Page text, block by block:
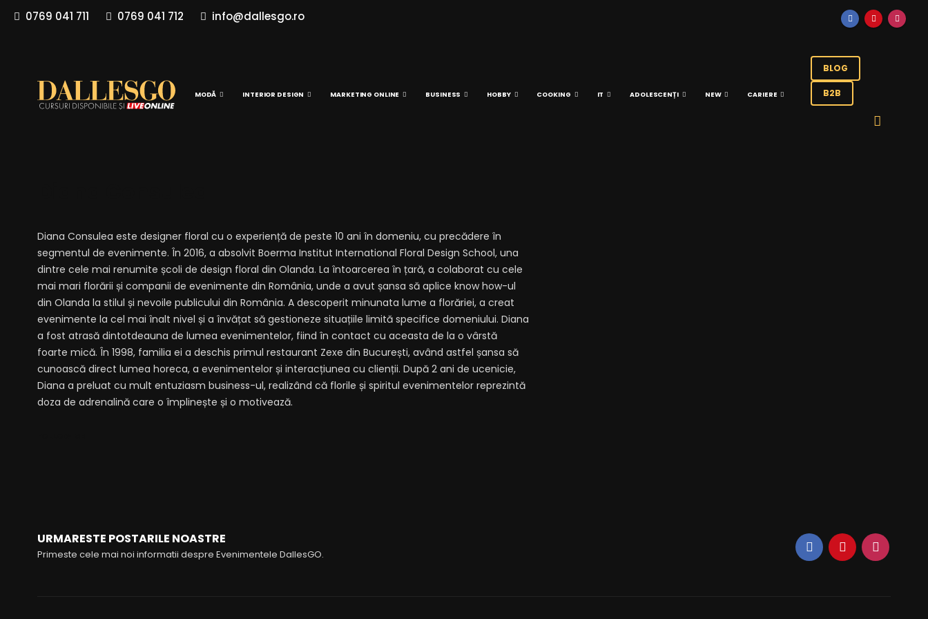
0769 041 711 0769 041 712 info@dallesgo.ro
MODĂ INTERIOR DESIGN MARKETING ONLINE BUSINESS HOBBY COOKING IT ADOLESCENȚI NEW CARIERE
BLOG
B2B
Diana Consulea este designer floral cu o experiență de peste 10 ani în domeniu, cu precădere în
segmentul de evenimente. În 2016, a absolvit Boerma Institut International Floral Design School, una
dintre cele mai renumite școli de design floral din Olanda. La întoarcerea în țară, a colaborat cu cele
mai mari florării și companii de evenimente din România, unde a avut șansa să aplice know how-ul
din Olanda la stilul și nevoile publicului din România. A descoperit minunata lume a florăriei, a creat
evenimente la cel mai înalt nivel și a învățat să gestioneze situațiile limită specifice domeniului. Diana
a fost atrasă dintotdeauna de lumea evenimentelor, fiind în contact cu aceasta de la o vârstă
foarte mică. În 1998, familia ei a deschis primul restaurant Zexe din București, având astfel șansa să
cunoască direct lumea horeca, a evenimentelor și interacțiunea cu clienții. După 2 ani de ucenicie,
Diana a preluat cu mult entuziasm business-ul, realizând că florile și spiritul evenimentelor reprezintă
doza de adrenalină care o împlinește și o motivează.
URMARESTE POSTARILE NOASTRE
Primeste cele mai noi informatii despre Evenimentele DallesGO.